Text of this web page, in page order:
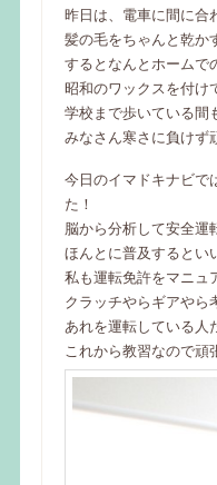
昨日は、電車に間に合
髪の毛をちゃんと乾か
するとなんとホームで
昭和のワックスを付
学校まで歩いている間
みなさん寒さに負けず
今日のイマドキナビで
た！
脳から分析して安全運
ほんとに普及するとい
私も運転免許をマニュ
クラッチやらギアやら
あれを運転している人
これから教習なので頑